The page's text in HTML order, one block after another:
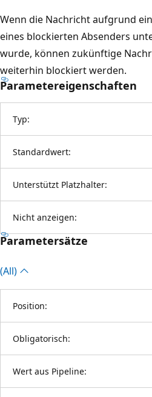
Wenn die Nachricht aufgrund
eines blockierten Absenders
wurde, können zukünftige
weiterhin blockiert werden.
Parametereigenschaften
Typ:
Standardwert:
Unterstützt Platzhalter:
Nicht anzeigen:
Parametersätze
(All)
Position:
Obligatorisch:
Wert aus Pipeline: